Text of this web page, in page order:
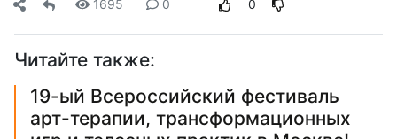
1695 0 0
Читайте также:
19-ый Всероссийский фестиваль
арт-терапии, трансформационных